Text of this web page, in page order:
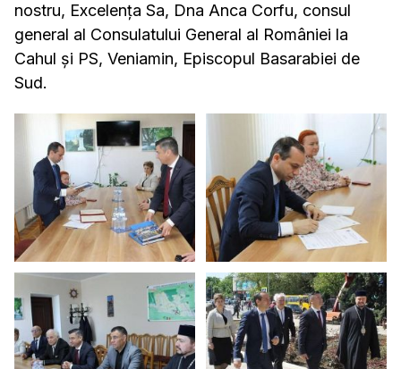
nostru, Excelența Sa, Dna Anca Corfu, consul
general al Consulatului General al României la
Cahul și PS, Veniamin, Episcopul Basarabiei de
Sud.